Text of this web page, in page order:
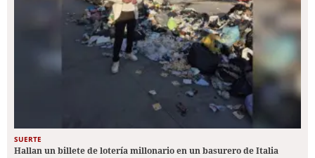
SUERTE
Hallan un billete de lotería millonario en un basurero de Italia